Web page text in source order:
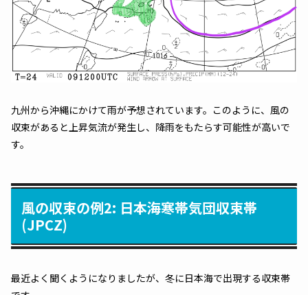
九州から沖縄にかけて雨が予想されています。このように、風の
収束があると上昇気流が発生し、降雨をもたらす可能性が高いで
す。
風の収束の例2: 日本海寒帯気団収束帯
(JPCZ)
最近よく聞くようになりましたが、冬に日本海で出現する収束帯